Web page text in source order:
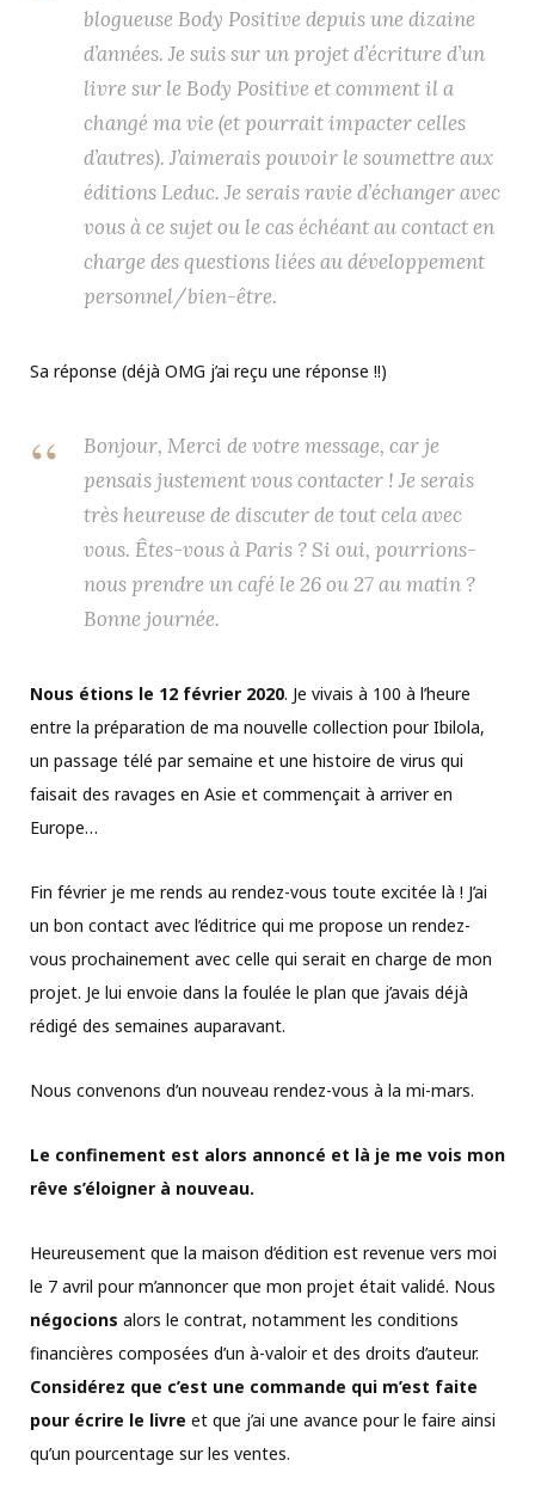
blogueuse Body Positive depuis une dizaine
d’années. Je suis sur un projet d’écriture d’un
livre sur le Body Positive et comment il a
changé ma vie (et pourrait impacter celles
d’autres). J’aimerais pouvoir le soumettre aux
éditions Leduc. Je serais ravie d’échanger avec
vous à ce sujet ou le cas échéant au contact en
charge des questions liées au développement
personnel/bien-être.
Sa réponse (déjà OMG j’ai reçu une réponse !!)
Bonjour, Merci de votre message, car je
pensais justement vous contacter ! Je serais
très heureuse de discuter de tout cela avec
vous. Êtes-vous à Paris ? Si oui, pourrions-
nous prendre un café le 26 ou 27 au matin ?
Bonne journée.
Nous étions le 12 février 2020. Je vivais à 100 à l’heure
entre la préparation de ma nouvelle collection pour Ibilola,
un passage télé par semaine et une histoire de virus qui
faisait des ravages en Asie et commençait à arriver en
Europe…
Fin février je me rends au rendez-vous toute excitée là ! J’ai
un bon contact avec l’éditrice qui me propose un rendez-
vous prochainement avec celle qui serait en charge de mon
projet. Je lui envoie dans la foulée le plan que j’avais déjà
rédigé des semaines auparavant.
Nous convenons d’un nouveau rendez-vous à la mi-mars.
Le confinement est alors annoncé et là je me vois mon
rêve s’éloigner à nouveau.
Heureusement que la maison d’édition est revenue vers moi
le 7 avril pour m’annoncer que mon projet était validé. Nous
négocions alors le contrat, notamment les conditions
financières composées d’un à-valoir et des droits d’auteur.
Considérez que c’est une commande qui m’est faite
pour écrire le livre et que j’ai une avance pour le faire ainsi
qu’un pourcentage sur les ventes.